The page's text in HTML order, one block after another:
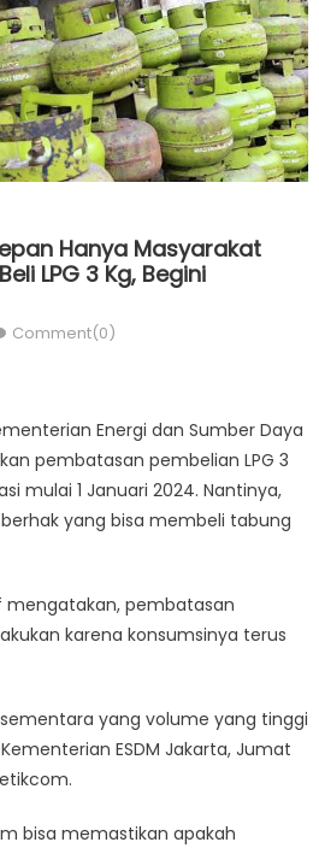
Hanya Masyarakat
LPG 3 Kg, Begini
Comment(0)
Energi dan Sumber Daya
pembatasan pembelian LPG 3
mulai 1 Januari 2024. Nantinya,
yang bisa membeli tabung
mengatakan, pembatasan
karena konsumsinya terus
yang volume yang tinggi
ESDM Jakarta, Jumat
bisa memastikan apakah